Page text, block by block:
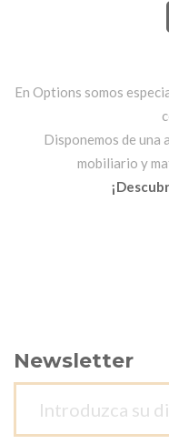
En Options somos
Disponemos de una
mobiliario y
Newsletter